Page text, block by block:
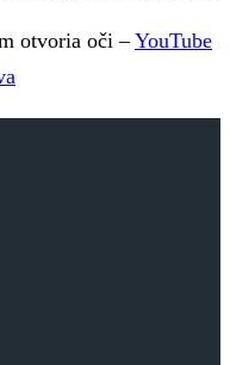
otvoria oči –YouTube